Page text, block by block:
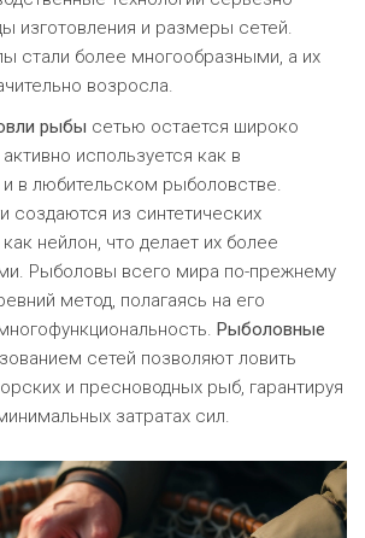
изготовления и размеры сетей.
стали более многообразными, а их
возросла.
рыбы сетью остается широко
используется как в
в любительском рыболовстве.
создаются из синтетических
нейлон, что делает их более
Рыболовы всего мира по-прежнему
метод, полагаясь на его
Рыболовные
сетей позволяют ловить
и пресноводных рыб, гарантируя
затратах сил.